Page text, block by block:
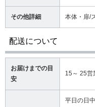
その他詳細 本体・扉/
配送について
お届けまでの目
安
15～ 25営
平日の日